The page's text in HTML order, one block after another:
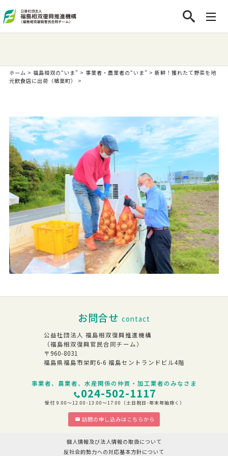
ホーム > 福島相双の“いま” > 事業者・農業者の“いま” > 新鮮！獲れたて野菜を地
元飲食店に出荷（楢葉町）
>
お問合せ contact
公益社団法人 福島相双復興推進機構
（福島相双復興官民合同チーム）
〒960-8031
福島県福島市栄町6-6 福島セントランドビル4階
事業者、農業者、水産関係の仲買・加工業者のみなさま
024-502-1117
受付 9:00～12:00･13:00～17:00（土日祝日･年末年始除く）
訪問の申し込みはこちらから
個人情報及び法人情報の取扱について
反社会的勢力への対応基本方針について